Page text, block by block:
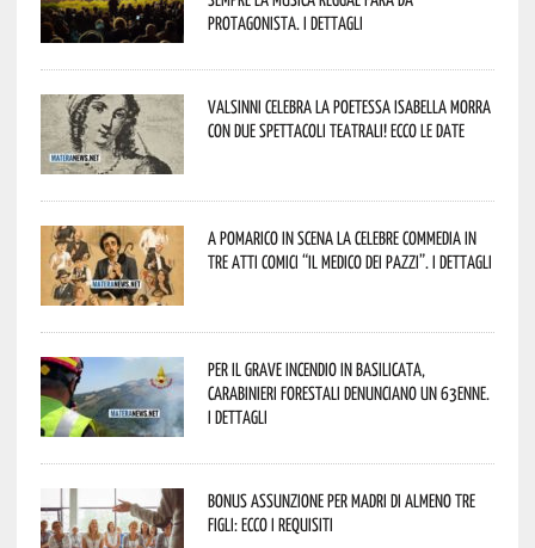
protagonista. I dettagli
Valsinni celebra la poetessa Isabella Morra
con due spettacoli teatrali! Ecco le date
A Pomarico in scena la celebre commedia in
tre atti comici “Il medico dei pazzi”. I dettagli
Per il grave incendio in Basilicata,
Carabinieri forestali denunciano un 63enne.
I dettagli
Bonus assunzione per madri di almeno tre
figli: ecco i requisiti